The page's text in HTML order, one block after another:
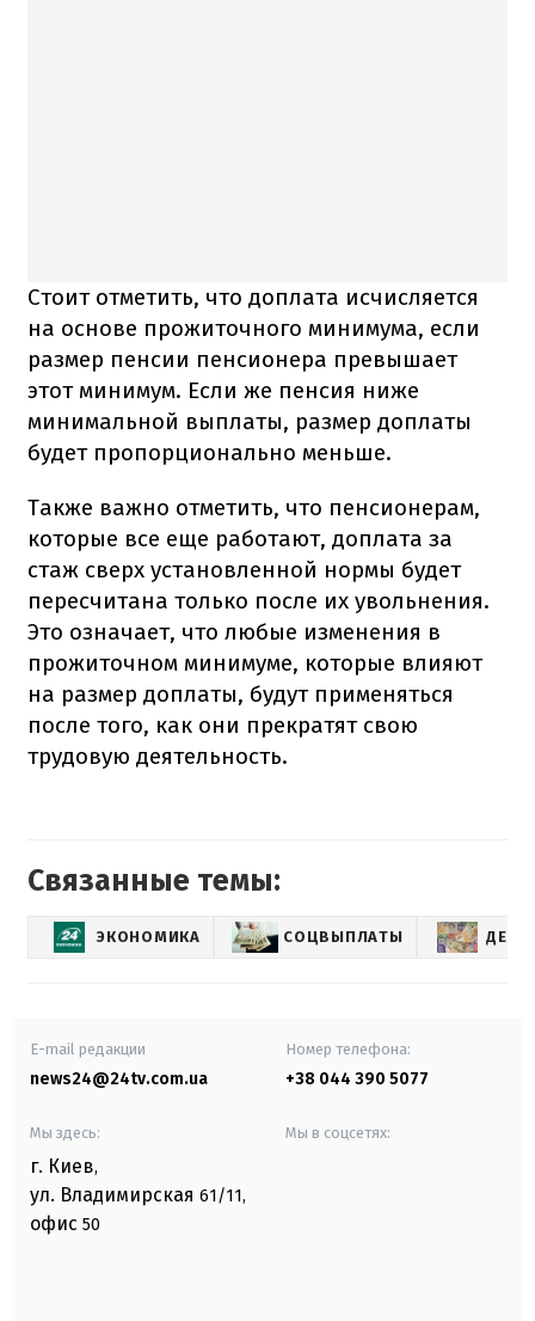
Стоит отметить, что доплата исчисляется
на основе прожиточного минимума, если
размер пенсии пенсионера превышает
этот минимум. Если же пенсия ниже
минимальной выплаты, размер доплаты
будет пропорционально меньше.
Также важно отметить, что пенсионерам,
которые все еще работают, доплата за
стаж сверх установленной нормы будет
пересчитана только после их увольнения.
Это означает, что любые изменения в
прожиточном минимуме, которые влияют
на размер доплаты, будут применяться
после того, как они прекратят свою
трудовую деятельность.
Связанные темы:
ЭКОНОМИКА СОЦВЫПЛАТЫ
E-mail редакции
news24@24tv.com.ua
Номер телефона:
+38 044 390 5077
Мы здесь:
г. Киев,
ул. Владимирская 61/11,
офис 50
Мы в соцсетях: